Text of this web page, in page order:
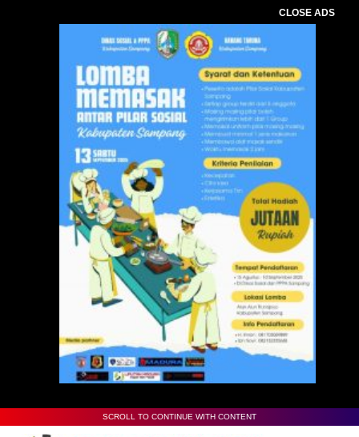
CLOSE ADS
SCROLL TO CONTINUE WITH CONTENT